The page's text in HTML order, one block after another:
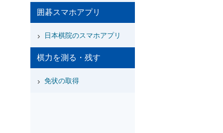
囲碁スマホアプリ
日本棋院のスマホアプリ
棋力を測る・残す
免状の取得